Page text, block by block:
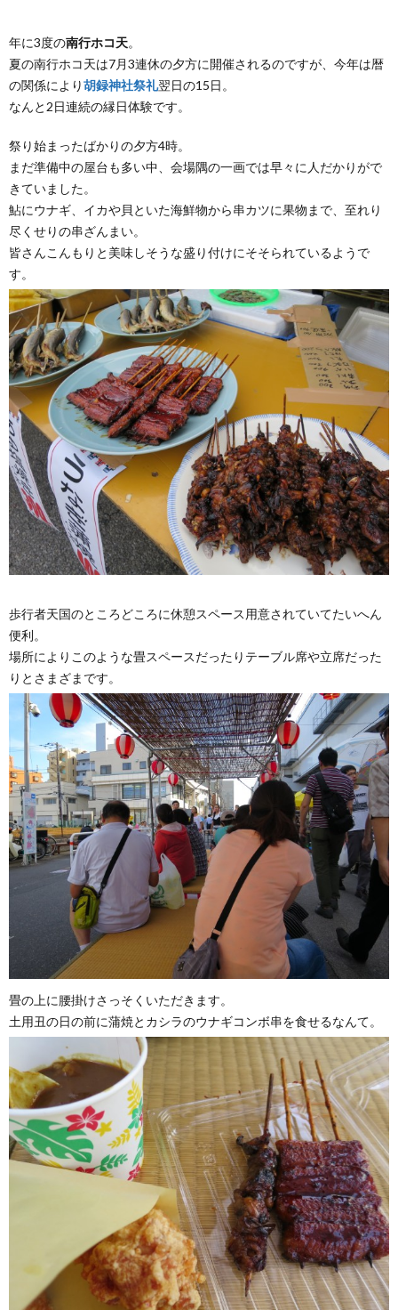
年に3度の南行ホコ天。
夏の南行ホコ天は7月3連休の夕方に開催されるのですが、今年は暦
の関係により胡録神社祭礼翌日の15日。
なんと2日連続の縁日体験です。
祭り始まったばかりの夕方4時。
まだ準備中の屋台も多い中、会場隅の一画では早々に人だかりがで
きていました。
鮎にウナギ、イカや貝といた海鮮物から串カツに果物まで、至れり
尽くせりの串ざんまい。
皆さんこんもりと美味しそうな盛り付けにそそられているようで
す。
歩行者天国のところどころに休憩スペース用意されていてたいへん
便利。
場所によりこのような畳スペースだったりテーブル席や立席だった
りとさまざまです。
畳の上に腰掛けさっそくいただきます。
土用丑の日の前に蒲焼とカシラのウナギコンボ串を食せるなんて。